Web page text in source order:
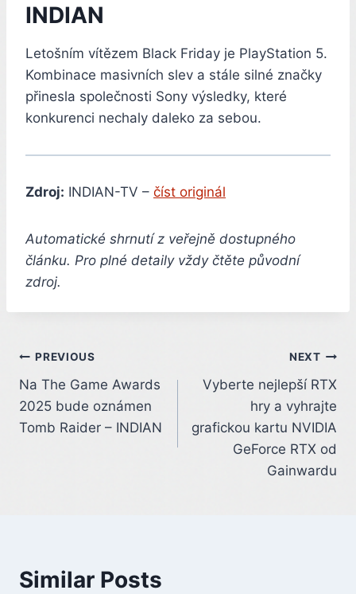
INDIAN
Letošním vítězem Black Friday je PlayStation 5.
Kombinace masivních slev a stále silné značky
přinesla společnosti Sony výsledky, které
konkurenci nechaly daleko za sebou.
Zdroj: INDIAN-TV – číst originál
Automatické shrnutí z veřejně dostupného
článku. Pro plné detaily vždy čtěte původní
zdroj.
Post
navigation
PREVIOUS
Na The Game Awards
2025 bude oznámen
Tomb Raider – INDIAN
NEXT
Vyberte nejlepší RTX
hry a vyhrajte
grafickou kartu NVIDIA
GeForce RTX od
Gainwardu
Similar Posts